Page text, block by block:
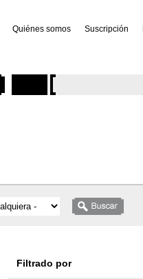
Quiénes somos Suscripción
Filtrado por